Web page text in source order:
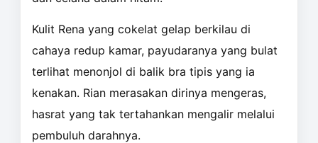
Kulit Rena yang cokelat gelap berkilau di
cahaya redup kamar, payudaranya yang bulat
terlihat menonjol di balik bra tipis yang ia
kenakan. Rian merasakan dirinya mengeras,
hasrat yang tak tertahankan mengalir melalui
pembuluh darahnya.